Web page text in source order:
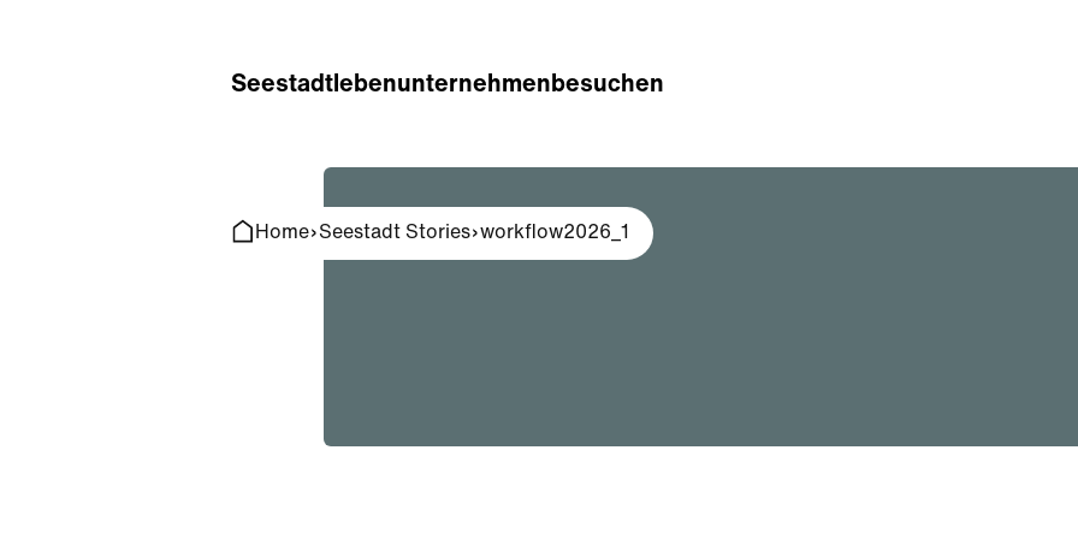
Seestadtlebenunternehmenbesuchen
Home Seestadt Stories workflow2026_1